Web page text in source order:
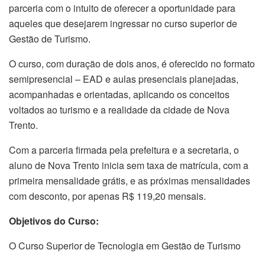
parceria com o intuito de oferecer a oportunidade para
aqueles que desejarem ingressar no curso superior de
Gestão de Turismo.
O curso, com duração de dois anos, é oferecido no formato
semipresencial – EAD e aulas presenciais planejadas,
acompanhadas e orientadas, aplicando os conceitos
voltados ao turismo e a realidade da cidade de Nova
Trento.
Com a parceria firmada pela prefeitura e a secretaria, o
aluno de Nova Trento inicia sem taxa de matrícula, com a
primeira mensalidade grátis, e as próximas mensalidades
com desconto, por apenas R$ 119,20 mensais.
Objetivos do Curso:
O Curso Superior de Tecnologia em Gestão de Turismo